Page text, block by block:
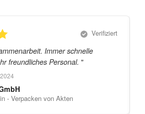
Verifiziert
freundliches Personal. "
- Verpacken von Akten